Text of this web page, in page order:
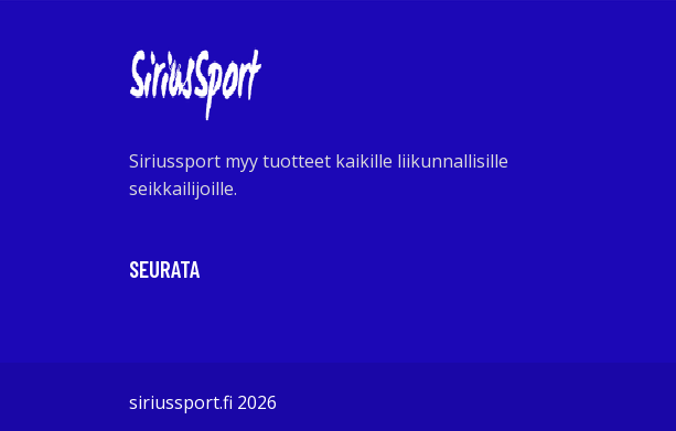
Siriussport myy tuotteet kaikille liikunnallisille
seikkailijoille.
SEURATA
siriussport.fi 2026